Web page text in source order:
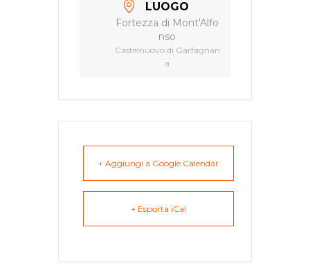
LUOGO
Fortezza di Mont'Alfo
nso
Castelnuovo di Garfagnan
a
+ Aggiungi a Google Calendar
+ Esporta iCal